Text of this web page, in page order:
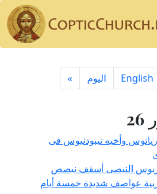
English اليوم »
وأخيه تيبودنيوس فى
النيصى أسقف نيصص
عواصف شديدة خمسة أيام